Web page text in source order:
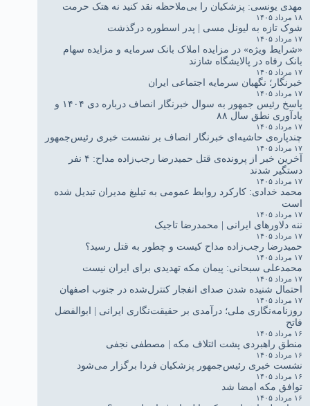
مهدی یونسی: پزشکیان را بی‌ملاحظه نقد کنید نه هتک حرمت
۱۸ مرداد ۱۴۰۵
شوک تازه به لیونل مسی | پدر اسطوره درگذشت
۱۷ مرداد ۱۴۰۵
«شرایط ویژه» در مزایده املاک بانک سرمایه و مزایده سهام
بانک رفاه در پالایشگاه شازند
۱۷ مرداد ۱۴۰۵
خبرنگار؛ نگهبان سرمایه اجتماعی ایران
۱۷ مرداد ۱۴۰۵
پاسخ رئیس جمهور به سوال خبرنگار انصاف درباره دی ۱۴۰۴ و
یادآوری نطق سال ۸۸
۱۷ مرداد ۱۴۰۵
چندپاره‌ی حاشیه‌ای خبرنگار انصاف بر نشست خبری رئیس‌جمهور
۱۷ مرداد ۱۴۰۵
آخرین خبر از پرونده‌ی قتل حمیدرضا رجب‌زاده مداح: ۴ نفر
دستگیر شدند
۱۷ مرداد ۱۴۰۵
محمد خدادی: کارکرد روابط عمومی به تبلیغ مدیران تبدیل شده
است
۱۷ مرداد ۱۴۰۵
ننه دلاورهای ایرانی | محمدرضا تاجیک
۱۷ مرداد ۱۴۰۵
حمیدرضا رجب‌زاده مداح کیست و چطور به قتل رسید؟
۱۷ مرداد ۱۴۰۵
محمدعلی سبحانی: پیمان مکه تهدیدی برای ایران نیست
۱۷ مرداد ۱۴۰۵
احتمال شنیده شدن صدای انفجار کنترل‌شده در جنوب اصفهان
۱۷ مرداد ۱۴۰۵
روزنامه‌نگاری ملی؛ درآمدی بر حقیقت‌نگاری ایرانی | ابوالفضل
فاتح
۱۶ مرداد ۱۴۰۵
منطق راهبردی پشت ائتلاف مکه | مصطفی نجفی
۱۶ مرداد ۱۴۰۵
نشست خبری رئیس‌جمهور پزشکیان فردا برگزار می‌شود
۱۶ مرداد ۱۴۰۵
توافق مکه امضا شد
۱۶ مرداد ۱۴۰۵